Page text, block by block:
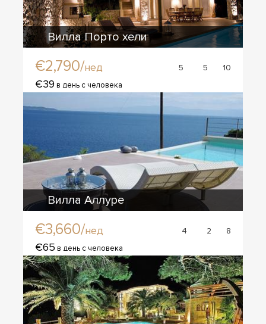
Вилла Порто хели
€2,790/нед 5 5 10
€39 в день с человека
Вилла Аллуре
€3,660/нед 4 2 8
€65 в день с человека